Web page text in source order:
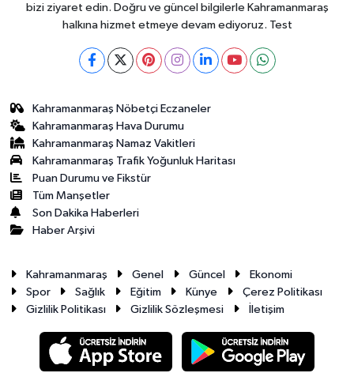
bizi ziyaret edin. Doğru ve güncel bilgilerle Kahramanmaraş
halkına hizmet etmeye devam ediyoruz. Test
Kahramanmaraş Nöbetçi Eczaneler
Kahramanmaraş Hava Durumu
Kahramanmaraş Namaz Vakitleri
Kahramanmaraş Trafik Yoğunluk Haritası
Puan Durumu ve Fikstür
Tüm Manşetler
Son Dakika Haberleri
Haber Arşivi
Kahramanmaraş Genel Güncel
Ekonomi
Spor
Sağlık Eğitim Künye
Çerez Politikası
Gizlilik Politikası
Gizlilik Sözleşmesi İletişim